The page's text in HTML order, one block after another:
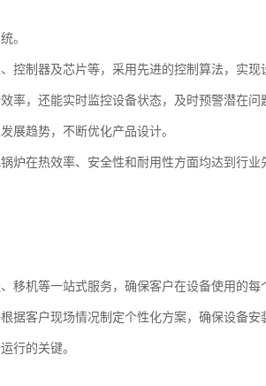
。
控制器及芯片等，采用先进的控制算法，实
率，还能实时监控设备状态，及时预警潜在
展趋势，不断优化产品设计。
炉在热效率、安全性和耐用性方面均达到行
移机等一站式服务，确保客户在设备使用的
据客户现场情况制定个性化方案，确保设备安
行的关键。